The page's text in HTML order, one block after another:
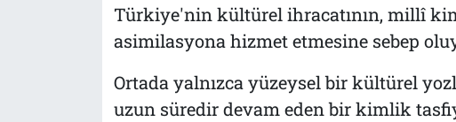
Türkiye'nin kültürel ihracatının, millî
asimilasyona hizmet etmesine sebep
Ortada yalnızca yüzeysel bir kültürel
uzun süredir devam eden bir kimlik